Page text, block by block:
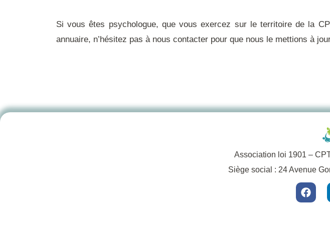
Si vous êtes psychologue, que vous exercez sur leterritoire de la
annuaire, n’hésitez pas à nous contacter pour que nous le mettions à
Association loi 1901 –
Siège social : 24 Avenue